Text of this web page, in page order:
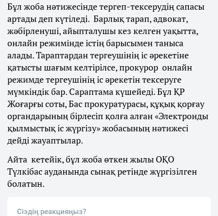
Бұл жоба нәтижесінде тергеп-тексерудің сапасы
артады деп күтіледі. Барлық тарап, адвокат,
жәбірленуші, айыпталушы кез келген уақытта,
онлайн режимінде істің барысымен таныса
алады. Тараптардан тергеушінің іс әрекетіне
қатысты шағым келтірілсе, прокурор онлайн
режимде тергеушінің іс әрекетін тексеруге
мүмкіндік бар. Сараптама күшейеді. Бұл ҚР
Жоғарғы соты, Бас прокуратурасы, құқық қорғау
органдарының бірлесіп қолға алған «Электронды
қылмыстық іс жүргізу» жобасының нәтижесі
дейді жауаптылар.
Айта кетейік, бұл жоба өткен жылы ОҚО
Түлкібас ауданында сынақ ретінде жүргізілген
болатын.
Сіздің реакцияңыз?